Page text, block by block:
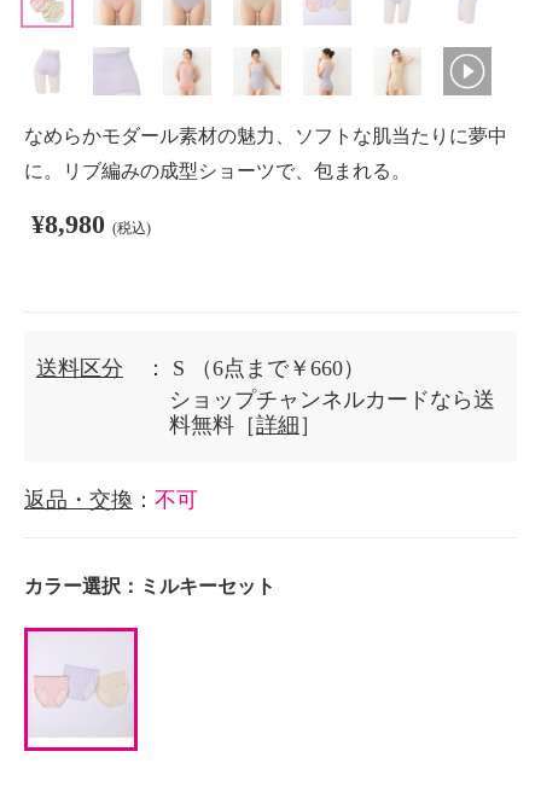
なめらかモダール素材の魅力、ソフトな肌当たりに夢中
に。リブ編みの成型ショーツで、包まれる。
¥8,980 (税込)
送料区分 ： S
（6点まで￥660）
ショップチャンネルカードなら送
料無料［詳細 ］
返品・交換 ： 不可
カラー選択： ミルキーセット